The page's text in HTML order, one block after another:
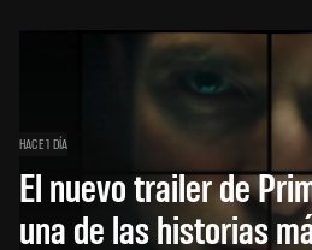
HACE 1 DÍA
El nuevo trailer de
una de las historias